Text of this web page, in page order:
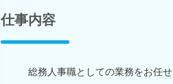
仕事内容
総務人事職としての業務をお任